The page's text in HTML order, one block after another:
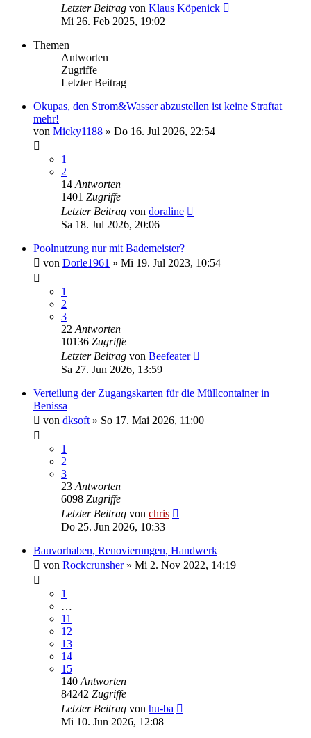
Letzter Beitrag von Klaus Köpenick
Mi 26. Feb 2025, 19:02
Themen
Antworten
Zugriffe
Letzter Beitrag
Okupas, den Strom&Wasser abzustellen ist keine Straftat
mehr!
von Micky1188 » Do 16. Jul 2026, 22:54
1
2
14 Antworten
1401 Zugriffe
Letzter Beitrag von doraline
Sa 18. Jul 2026, 20:06
Poolnutzung nur mit Bademeister?
von Dorle1961 » Mi 19. Jul 2023, 10:54
1
2
3
22 Antworten
10136 Zugriffe
Letzter Beitrag von Beefeater
Sa 27. Jun 2026, 13:59
Verteilung der Zugangskarten für die Müllcontainer in
Benissa
von dksoft » So 17. Mai 2026, 11:00
1
2
3
23 Antworten
6098 Zugriffe
Letzter Beitrag von chris
Do 25. Jun 2026, 10:33
Bauvorhaben, Renovierungen, Handwerk
von Rockcrunsher» Mi 2. Nov 2022, 14:19
1
…
11
12
13
14
15
140 Antworten
84242 Zugriffe
Letzter Beitrag von hu-ba
Mi 10. Jun 2026, 12:08